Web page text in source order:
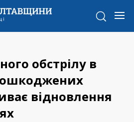
обстрілу в
відновлення